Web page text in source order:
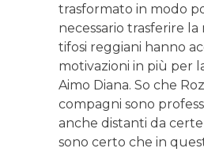
trasformato in modo
necessario trasferire la
tifosi reggiani hanno
motivazioni in più per
Aimo Diana. So che
compagni sono
anche distanti da
sono certo che in